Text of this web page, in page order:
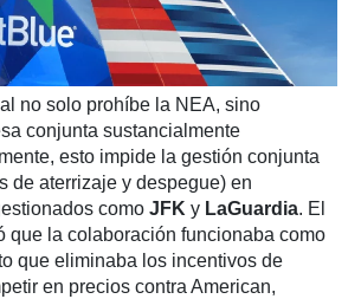
no solo prohíbe la NEA, sino
conjunta sustancialmente
esto impide la gestión conjunta
de aterrizaje y despegue) en
como JFK y LaGuardia. El
que la colaboración funcionaba como
que eliminaba los incentivos de
en precios contra American,